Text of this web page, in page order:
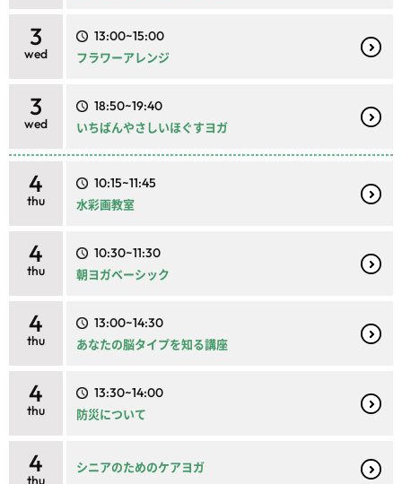
3
wed
13:00~15:00
フラワーアレンジ
3
wed
18:50~19:40
いちばんやさしいほぐすヨガ
4
thu
10:15~11:45
水彩画教室
4
thu
10:30~11:30
朝ヨガベーシック
4
thu
13:00~14:30
あなたの脳タイプを知る講座
4
thu
13:30~14:00
防災について
4
thu
シニアのためのケアヨガ